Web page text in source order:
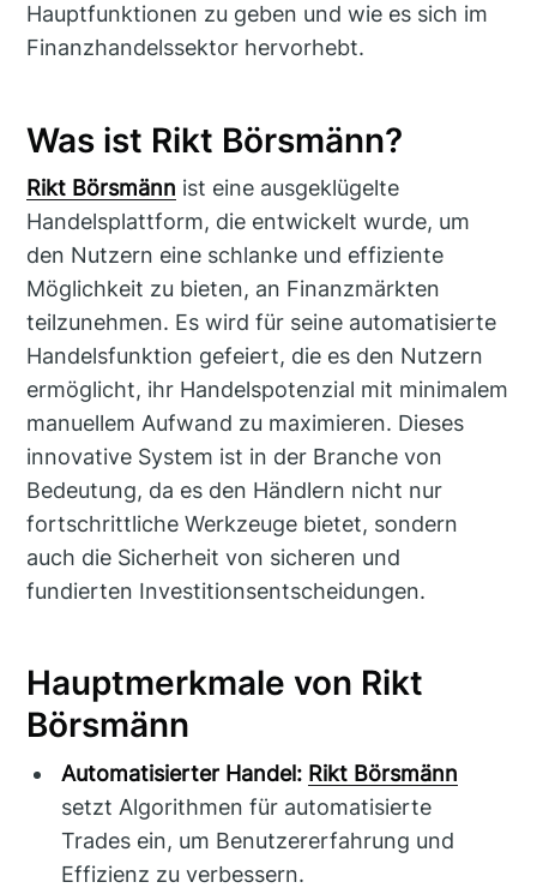
Hauptfunktionen zu geben und wie es sich im
Finanzhandelssektor hervorhebt.
Was ist Rikt Börsmänn?
Rikt Börsmänn ist eine ausgeklügelte
Handelsplattform, die entwickelt wurde, um
den Nutzern eine schlanke und effiziente
Möglichkeit zu bieten, an Finanzmärkten
teilzunehmen. Es wird für seine automatisierte
Handelsfunktion gefeiert, die es den Nutzern
ermöglicht, ihr Handelspotenzial mit minimalem
manuellem Aufwand zu maximieren. Dieses
innovative System ist in der Branche von
Bedeutung, da es den Händlern nicht nur
fortschrittliche Werkzeuge bietet, sondern
auch die Sicherheit von sicheren und
fundierten Investitionsentscheidungen.
Hauptmerkmale von Rikt
Börsmänn
Automatisierter Handel: Rikt Börsmänn
setzt Algorithmen für automatisierte
Trades ein, um Benutzererfahrung und
Effizienz zu verbessern.